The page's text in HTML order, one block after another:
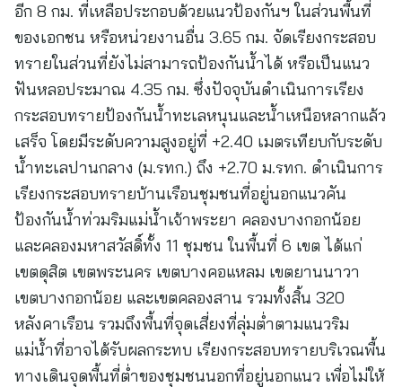
อีก 8 กม. ที่เหลือประกอบด้วยแนวป้องกันฯ ในส่วนพื้นที่
ของเอกชน หรือหน่วยงานอื่น 3.65 กม. จัดเรียงกระสอบ
ทรายในส่วนที่ยังไม่สามารถป้องกันน้ำได้ หรือเป็นแนว
ฟันหลอประมาณ 4.35 กม. ซึ่งปัจจุบันดำเนินการเรียง
กระสอบทรายป้องกันน้ำทะเลหนุนและน้ำเหนือหลากแล้ว
เสร็จ โดยมีระดับความสูงอยู่ที่ +2.40 เมตรเทียบกับระดับ
น้ำทะเลปานกลาง (ม.รทก.) ถึง +2.70 ม.รทก. ดำเนินการ
เรียงกระสอบทรายบ้านเรือนชุมชนที่อยู่นอกแนวคัน
ป้องกันน้ำท่วมริมแม่น้ำเจ้าพระยา คลองบางกอกน้อย
และคลองมหาสวัสดิ์ทั้ง 11 ชุมชน ในพื้นที่ 6 เขต ได้แก่
เขตดุสิต เขตพระนคร เขตบางคอแหลม เขตยานนาวา
เขตบางกอกน้อย และเขตคลองสาน รวมทั้งสิ้น 320
หลังคาเรือน รวมถึงพื้นที่จุดเสี่ยงที่ลุ่มต่ำตามแนวริม
แม่น้ำที่อาจได้รับผลกระทบ เรียงกระสอบทรายบริเวณพื้น
ทางเดินจุดพื้นที่ต่ำของชุมชนนอกที่อยู่นอกแนว เพื่อไม่ให้